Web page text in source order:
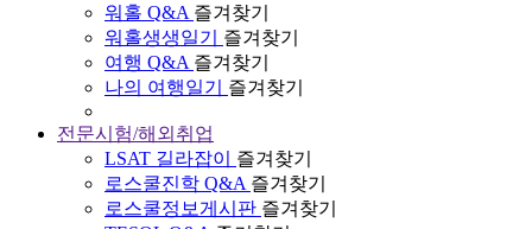
워홀 Q&A 즐겨찾기
워홀생생일기
즐겨찾기
여행 Q&A 즐겨찾기
나의 여행일기
즐겨찾기
전문시험/해외취업
LSAT 길라잡이
즐겨찾기
로스쿨진학 Q&A 즐겨찾기
로스쿨정보게시판 즐겨찾기